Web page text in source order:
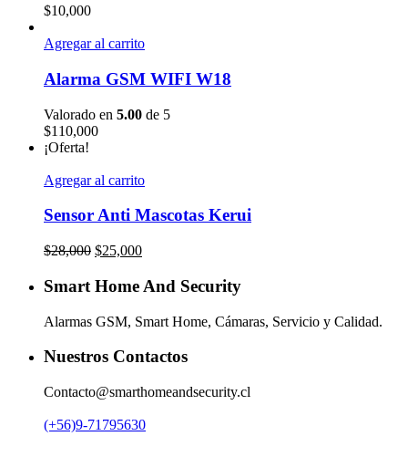
$10,000
Agregar al carrito
Alarma GSM WIFI W18
Valorado en 5.00 de 5
$110,000
¡Oferta!
Agregar al carrito
Sensor Anti Mascotas Kerui
$28,000 El
original
$28,000.
$25,000El
actual
$25,000.
Smart Home And Security
Alarmas GSM, Smart Home, Cámaras, Servicio y Calidad.
Nuestros Contactos
Contacto@smarthomeandsecurity.cl
(+56)9-71795630